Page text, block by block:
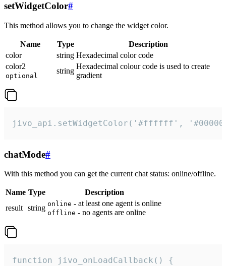
setWidgetColor#
This method allows you to change the widget color.
Name Type
Description
color
string Hexadecimal color code
color2
optional
string
Hexadecimal colour code is used to create
gradient
jivo_api.setWidgetColor('#ffffff',
chatMode#
With this method you can get the current chat status: online/offline.
Name Type
Description
result string online - at least one agent is online
offline - no agents are online
function jivo_onLoadCallback() {